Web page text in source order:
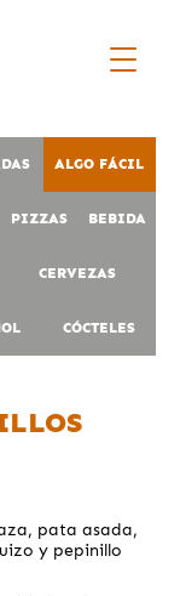
ALGO FÁCIL
PIZZAS BEBIDA
CERVEZAS
CÓCTELES
pata asada,
y pepinillo